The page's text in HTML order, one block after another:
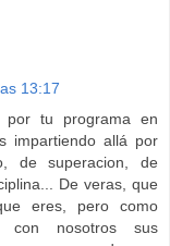
13:17
por tu programa en
impartiendo allá por
de superacion, de
De veras, que
eres, pero como
con nosotros sus